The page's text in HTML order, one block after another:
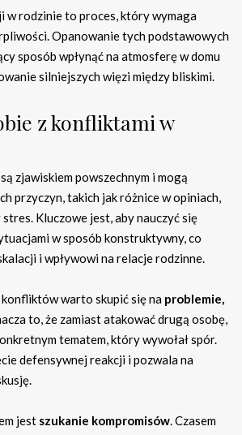
w rodzinie to proces, który wymaga
Opanowanie tych podstawowych
sposób wpłynąć na atmosferę w domu
silniejszych więzi między bliskimi.
z konfliktami w
zjawiskiem powszechnym i mogą
przyczyn, takich jak różnice w opiniach,
Kluczowe jest, aby nauczyć się
w sposób konstruktywny, co
i wpływowi na relacje rodzinne.
warto skupić się na problemie,
to, że zamiast atakować drugą osobę,
tematem, który wywołał spór.
defensywnej reakcji i pozwala na
jest szukanie kompromisów. Czasem